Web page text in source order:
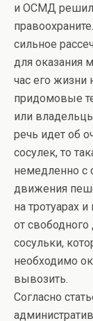
и ОСМД
сильное
для оказания
час его жизни
придомовые
или
речь идет об
сосулек, то
немедленно с
движения
на тротуарах
от
сосульки,
необходимо
вывозить.
Согласно